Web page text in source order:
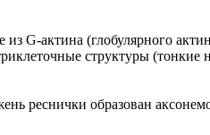
G-актина (глобулярного
структуры
реснички образован